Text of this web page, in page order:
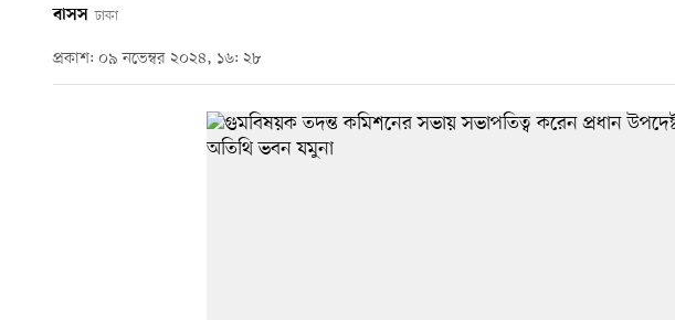
বাসস ঢাকা
প্রকাশ: ০৯ নভেম্বর ২০২৪, ১৬: ২৮